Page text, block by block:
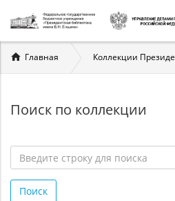
Вы
здесь
Главная Коллекции
Поиск по коллекции
строку
Поиск